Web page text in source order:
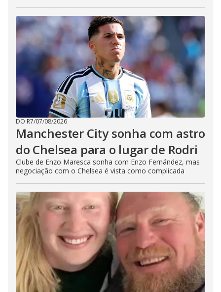
DO R7/07/08/2026
Manchester City sonha com astro
do Chelsea para o lugar de Rodri
Clube de Enzo Maresca sonha com Enzo Fernández, mas
negociação com o Chelsea é vista como complicada